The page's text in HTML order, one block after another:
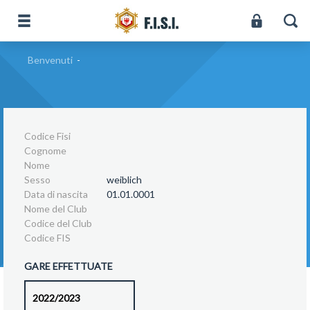
Benvenuti -
Codice Fisi
Cognome
Nome
Sesso
weiblich
Data di nascita
01.01.0001
Nome del Club
Codice del Club
Codice FIS
GARE EFFETTUATE